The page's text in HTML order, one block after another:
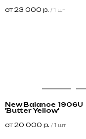
от 23 000 р. / 1 шт
New Balance 1906U
'Butter Yellow'
от 20 000 р. / 1 шт